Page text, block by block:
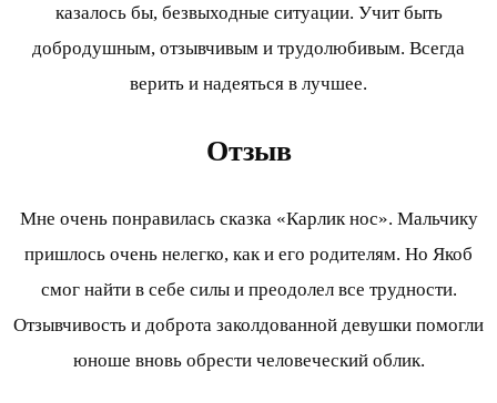
казалось бы, безвыходные ситуации. Учит быть
добродушным, отзывчивым и трудолюбивым. Всегда
верить и надеяться в лучшее.
Отзыв
Мне очень понравилась сказка «Карлик нос». Мальчику
пришлось очень нелегко, как и его родителям. Но Якоб
смог найти в себе силы и преодолел все трудности.
Отзывчивость и доброта заколдованной девушки помогли
юноше вновь обрести человеческий облик.